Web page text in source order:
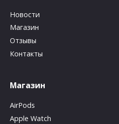
Новости
Магазин
Отзывы
Контакты
Магазин
AirPods
Apple Watch